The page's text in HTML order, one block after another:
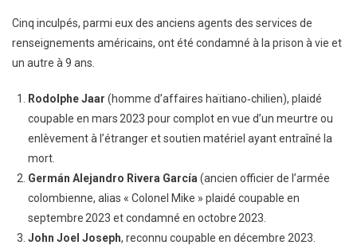
Cinq inculpés, parmi eux des anciens agents des services de
renseignements américains, ont été condamné à la prison à vie et
un autre à 9 ans.
Rodolphe Jaar (homme d’affaires haïtiano‑chilien), plaidé
coupable en mars 2023 pour complot en vue d’un meurtre ou
enlèvement à l’étranger et soutien matériel ayant entraîné la
mort.
Germán Alejandro Rivera García (ancien officier de l’armée
colombienne, alias « Colonel Mike » plaidé coupable en
septembre 2023 et condamné en octobre 2023.
John Joel Joseph, reconnu coupable en décembre 2023.